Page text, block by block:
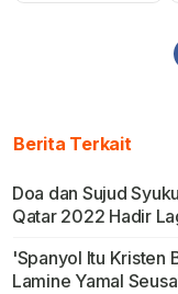
Berita Terkait
Doa dan Sujud
Qatar 2022 Hadir
'Spanyol Itu Kristen
Lamine Yamal